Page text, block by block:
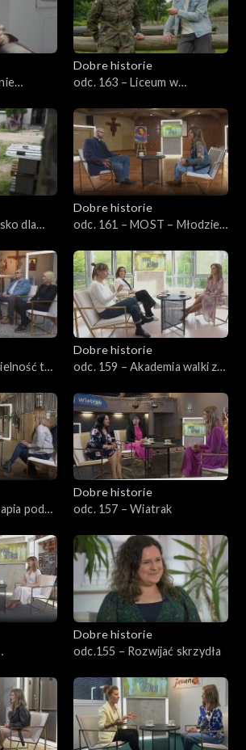
Dobre historie
odc. 163 – Liceum w
charakterów
dla
Dobre historie
odc. 161 – MOST – Młodzież
to
Dobre historie
odc. 159 – Akademia walki z
pod
Dobre historie
odc. 157 – Wiatrak
Dobre historie
odc.155 – Rozwijać skrzydła